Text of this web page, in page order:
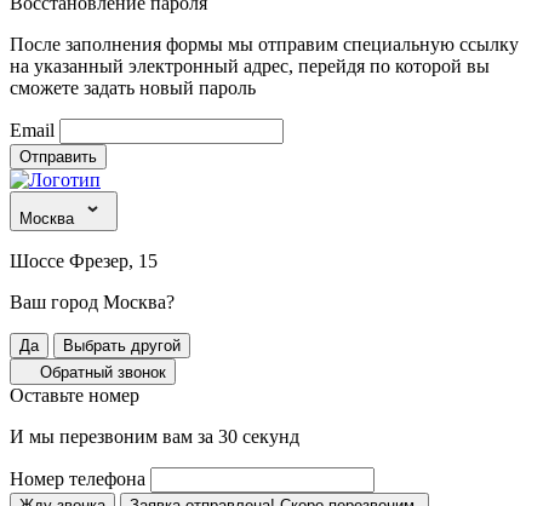
После заполнения формы мы отправим специальную ссылку
на указанный электронный адрес, перейдя по которой вы
сможете задать новый пароль
Email
Отправить
Москва
Шоссе Фрезер, 15
Ваш город Москва?
Да
Выбрать другой
Обратный звонок
Оставьте номер
И мы перезвоним вам за 30 секунд
Номер телефона